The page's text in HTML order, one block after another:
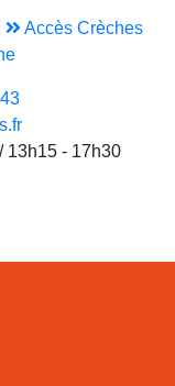
Accès Crèches
13h15 - 17h30